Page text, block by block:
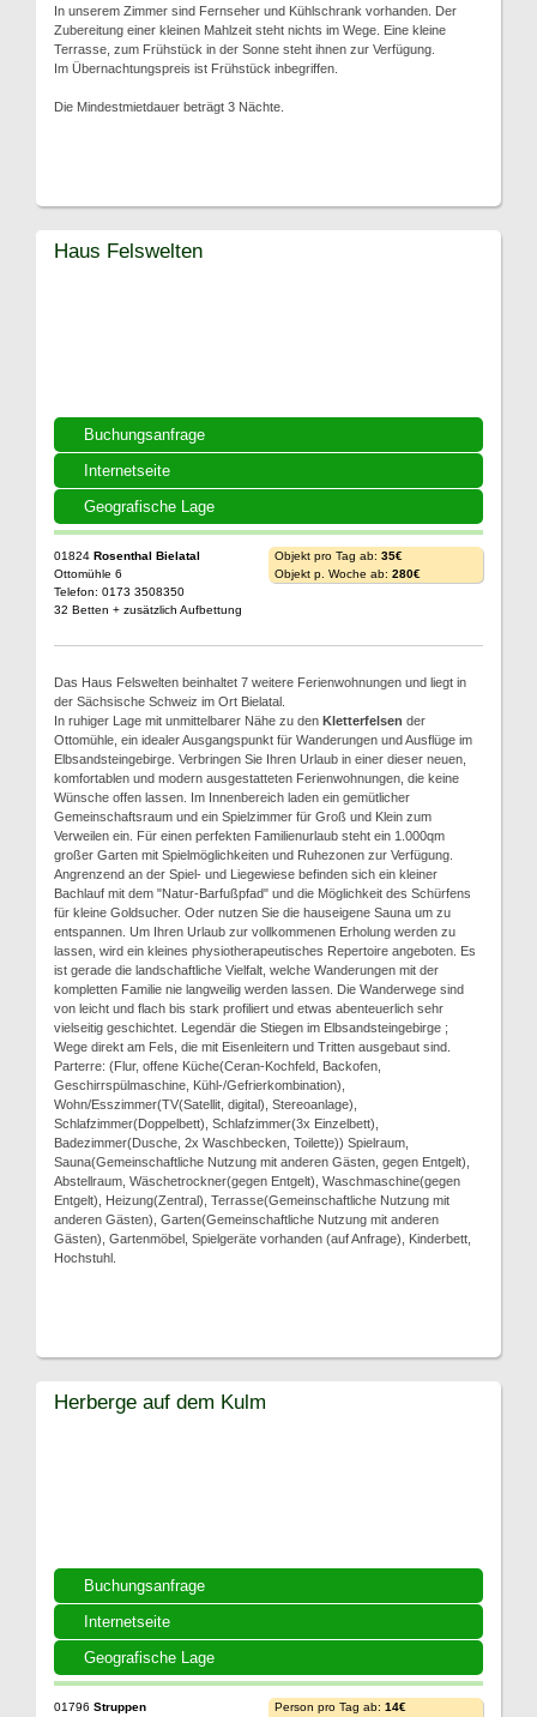
In unserem Zimmer sind Fernseher und Kühlschrank vorhanden. Der
Zubereitung einer kleinen Mahlzeit steht nichts im Wege. Eine kleine
Terrasse, zum Frühstück in der Sonne steht ihnen zur Verfügung.
Im Übernachtungspreis ist Frühstück inbegriffen.
Die Mindestmietdauer beträgt 3 Nächte.
Buchungsanfrage
Internetseite
Geografische Lage
Haus Felswelten
01824 Rosenthal Bielatal
Ottomühle 6
Telefon: 0173 3508350
32 Betten + zusätzlich Aufbettung
Objekt pro Tag ab: 35€
Objekt p. Woche ab: 280€
Das Haus Felswelten beinhaltet 7 weitere Ferienwohnungen und liegt in
der Sächsische Schweiz im Ort Bielatal.
In ruhiger Lage mit unmittelbarer Nähe zu den Kletterfelsen der
Ottomühle, ein idealer Ausgangspunkt für Wanderungen und Ausflüge im
Elbsandsteingebirge. Verbringen Sie Ihren Urlaub in einer dieser neuen,
komfortablen und modern ausgestatteten Ferienwohnungen, die keine
Wünsche offen lassen. Im Innenbereich laden ein gemütlicher
Gemeinschaftsraum und ein Spielzimmer für Groß und Klein zum
Verweilen ein. Für einen perfekten Familienurlaub steht ein 1.000qm
großer Garten mit Spielmöglichkeiten und Ruhezonen zur Verfügung.
Angrenzend an der Spiel- und Liegewiese befinden sich ein kleiner
Bachlauf mit dem "Natur-Barfußpfad" und die Möglichkeit des Schürfens
für kleine Goldsucher. Oder nutzen Sie die hauseigene Sauna um zu
entspannen. Um Ihren Urlaub zur vollkommenen Erholung werden zu
lassen, wird ein kleines physiotherapeutisches Repertoire angeboten. Es
ist gerade die landschaftliche Vielfalt, welche Wanderungen mit der
kompletten Familie nie langweilig werden lassen. Die Wanderwege sind
von leicht und flach bis stark profiliert und etwas abenteuerlich sehr
vielseitig geschichtet. Legendär die Stiegen im Elbsandsteingebirge ;
Wege direkt am Fels, die mit Eisenleitern und Tritten ausgebaut sind.
Parterre: (Flur, offene Küche(Ceran-Kochfeld, Backofen,
Geschirrspülmaschine, Kühl-/Gefrierkombination),
Wohn/Esszimmer(TV(Satellit, digital), Stereoanlage),
Schlafzimmer(Doppelbett), Schlafzimmer(3x Einzelbett),
Badezimmer(Dusche, 2x Waschbecken, Toilette)) Spielraum,
Sauna(Gemeinschaftliche Nutzung mit anderen Gästen, gegen Entgelt),
Abstellraum, Wäschetrockner(gegen Entgelt), Waschmaschine(gegen
Entgelt), Heizung(Zentral), Terrasse(Gemeinschaftliche Nutzung mit
anderen Gästen), Garten(Gemeinschaftliche Nutzung mit anderen
Gästen), Gartenmöbel, Spielgeräte vorhanden (auf Anfrage), Kinderbett,
Hochstuhl.
Buchungsanfrage
Internetseite
Geografische Lage
Herberge auf dem Kulm
01796 Struppen
Person pro Tag ab: 14€